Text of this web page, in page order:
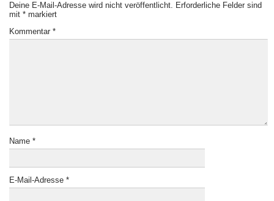
Deine E-Mail-Adresse wird nicht veröffentlicht. Erforderliche Felder sind
mit * markiert
Kommentar *
Name *
E-Mail-Adresse *